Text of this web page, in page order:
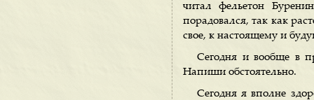
читал фельетон
порадовался, так как
свое, к настоящему и
Сегодня и вообще в
Напиши обстоятельно.
Сегодня я вполне